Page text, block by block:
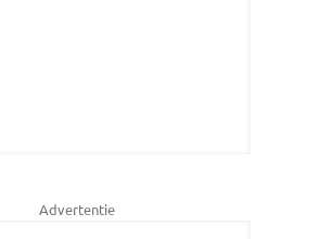
Advertentie